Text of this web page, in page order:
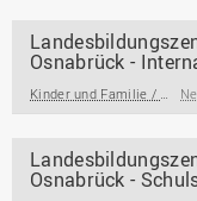
Osnabrück -
Kinder und Familie / Jugendarbeit / Jugendsozialarbeit
Osnabrück -